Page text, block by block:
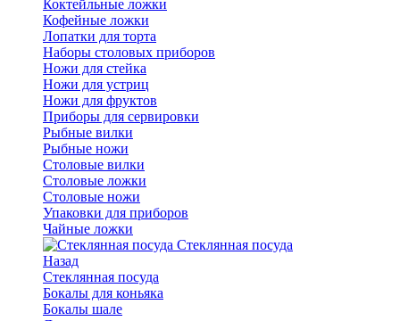
Коктейльные ложки
Кофейные ложки
Лопатки для торта
Наборы столовых приборов
Ножи для стейка
Ножи для устриц
Ножи для фруктов
Приборы для сервировки
Рыбные вилки
Рыбные ножи
Столовые вилки
Столовые ложки
Столовые ножи
Упаковки для приборов
Чайные ложки
Стеклянная посуда
Назад
Стеклянная посуда
Бокалы для коньяка
Бокалы шале